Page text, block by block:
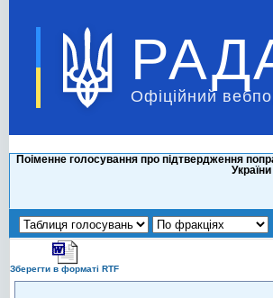
Офіційний
Поіменне голосування про підтвердження
Зберегти в форматі RTF